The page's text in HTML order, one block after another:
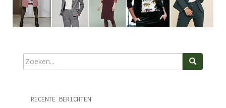
RECENTE BERICHTEN